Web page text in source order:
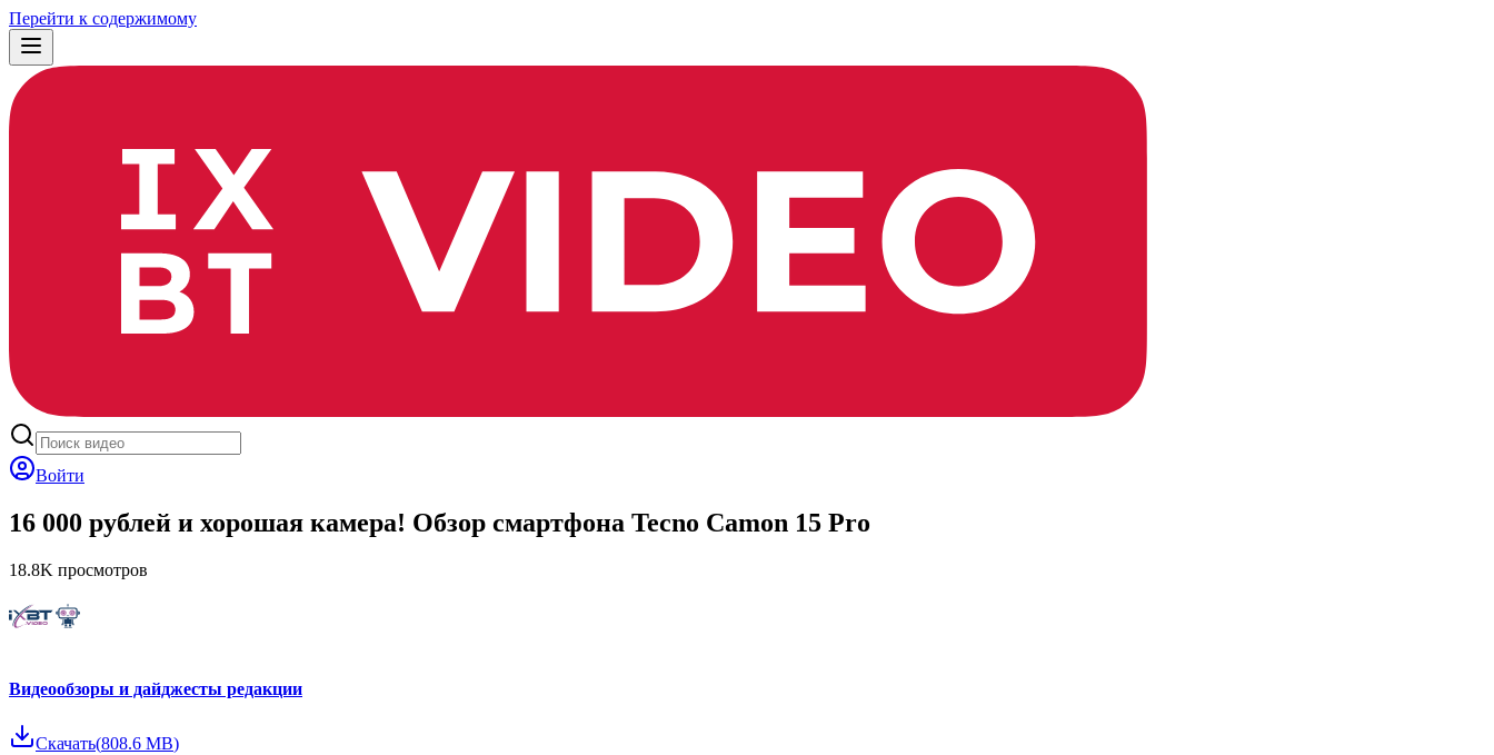
Перейти к содержимому
Войти
16 000 рублей и хорошая камера! Обзор смартфона Tecno Camon 15 Pro
18.8K просмотров
Видеообзоры и дайджесты редакции
Скачать(808.6 MB)